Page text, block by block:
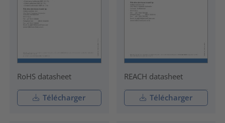
RoHS datasheet
Télécharger
REACH datasheet
Télécharger